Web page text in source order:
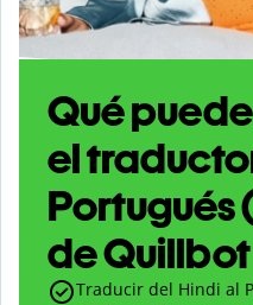
Qué
el
Portugués
de Quillbot
Traducir del Hindi al